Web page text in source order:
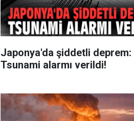
Japonya'da şiddetli deprem:
Tsunami alarmı verildi!